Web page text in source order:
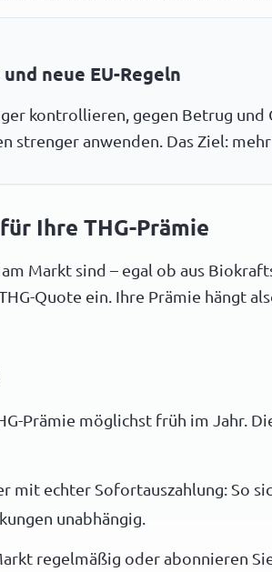
neue EU-Regeln
kontrollieren, gegen Betrug und
strenger anwenden. Das Ziel:
Ihre THG-Prämie
Markt sind – egal ob aus
Quote ein. Ihre Prämie hängt
Prämie möglichst früh im Jahr.
mit echter Sofortauszahlung: So
unabhängig.
regelmäßig oder abonnieren